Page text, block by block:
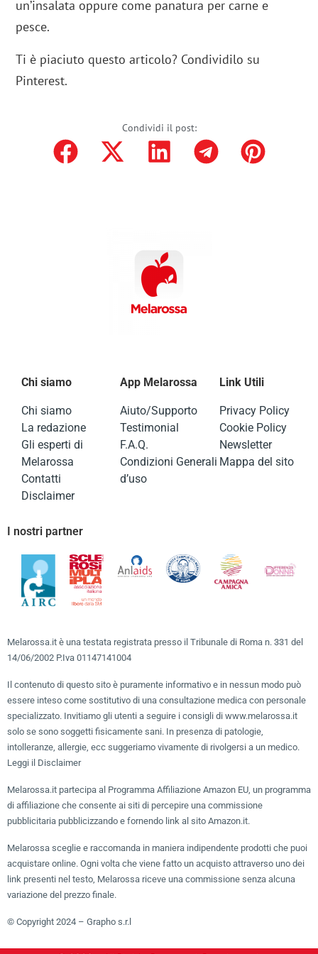
un’insalata oppure come panatura per carne e
pesce.
Ti è piaciuto questo articolo? Condividilo su
Pinterest.
Condividi il post:
Chi siamo
Chi siamo
La redazione
Gli esperti di
Melarossa
Contatti
Disclaimer
App Melarossa
Aiuto/Supporto
Testimonial
F.A.Q.
Condizioni Generali
d’uso
Link Utili
Privacy Policy
Cookie Policy
Newsletter
Mappa del sito
I nostri partner
Melarossa.it è una testata registrata presso il Tribunale di Roma n. 331 del
14/06/2002 P.Iva 01147141004
Il contenuto di questo sito è puramente informativo e in nessun modo può
essere inteso come sostitutivo di una consultazione medica con personale
specializzato. Invitiamo gli utenti a seguire i consigli di www.melarossa.it
solo se sono soggetti fisicamente sani. In presenza di patologie,
intolleranze, allergie, ecc suggeriamo vivamente di rivolgersi a un medico.
Leggi il Disclaimer
Melarossa.it partecipa al Programma Affiliazione Amazon EU, un programma
di affiliazione che consente ai siti di percepire una commissione
pubblicitaria pubblicizzando e fornendo link al sito Amazon.it.
Melarossa sceglie e raccomanda in maniera indipendente prodotti che puoi
acquistare online. Ogni volta che viene fatto un acquisto attraverso uno dei
link presenti nel testo, Melarossa riceve una commissione senza alcuna
variazione del prezzo finale.
© Copyright 2024 – Grapho s.r.l